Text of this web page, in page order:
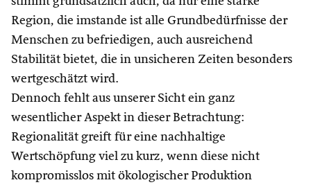
Region, die imstande ist alle Grundbedürfnisse der
Menschen zu befriedigen, auch ausreichend
Stabilität bietet, die in unsicheren Zeiten besonders
wertgeschätzt wird.
Dennoch fehlt aus unserer Sicht ein ganz
wesentlicher Aspekt in dieser Betrachtung:
Regionalität greift für eine nachhaltige
Wertschöpfung viel zu kurz, wenn diese nicht
kompromisslos mit ökologischer Produktion